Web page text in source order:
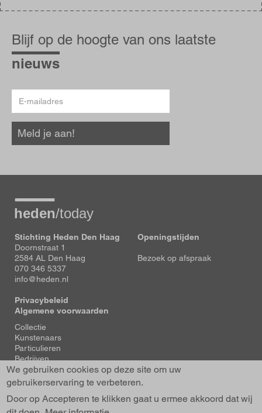
op
de
hoogte
Blijf op de hoogte van ons laatste
nieuws
mailadres
Meld je aan!
Stichting Heden Den Haag
Doornstraat 1
2584 AL Den Haag
070 346 5337
info@heden.nl
Privacybeleid
Algemene voorwaarden
Openingstijden
Bezoek op afspraak
Voet
Collectie
Kunstenaars
Particulieren
Bedrijven
Tentoonstellingen
Actueel
About us
We gebruiken cookies op deze site om uw
gebruikerservaring te verbeteren.
Door op Accepteren te klikken gaat u ermee akkoord dat wij